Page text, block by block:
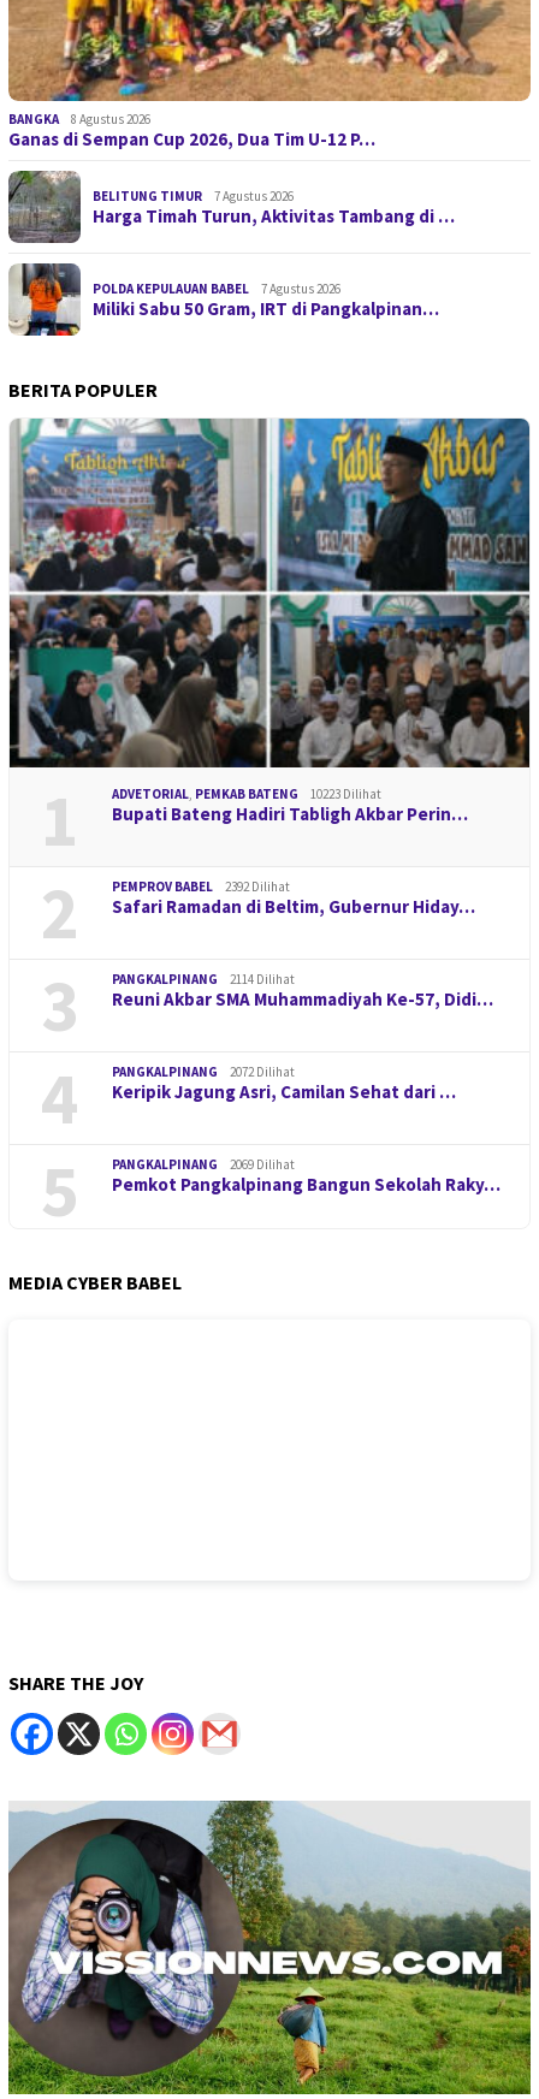
BANGKA 8 Agustus 2026
Ganas di Sempan Cup 2026, Dua Tim U-12 P…
BELITUNG TIMUR 7 Agustus 2026
Harga Timah Turun, Aktivitas Tambang di …
POLDA KEPULAUAN BABEL 7 Agustus 2026
Miliki Sabu 50 Gram, IRT di Pangkalpinan…
BERITA POPULER
1 ADVETORIAL PEMKAB BATENG 10223 Dilihat
Bupati Bateng Hadiri Tabligh Akbar Perin…
2 PEMPROV BABEL 2392 Dilihat
Safari Ramadan di Beltim, Gubernur Hiday…
3 PANGKALPINANG 2114 Dilihat
Reuni Akbar SMA Muhammadiyah Ke-57, Didi…
4 PANGKALPINANG 2072 Dilihat
Keripik Jagung Asri, Camilan Sehat dari …
5 PANGKALPINANG 2069 Dilihat
Pemkot Pangkalpinang Bangun Sekolah Raky…
MEDIA CYBER BABEL
SHARE THE JOY